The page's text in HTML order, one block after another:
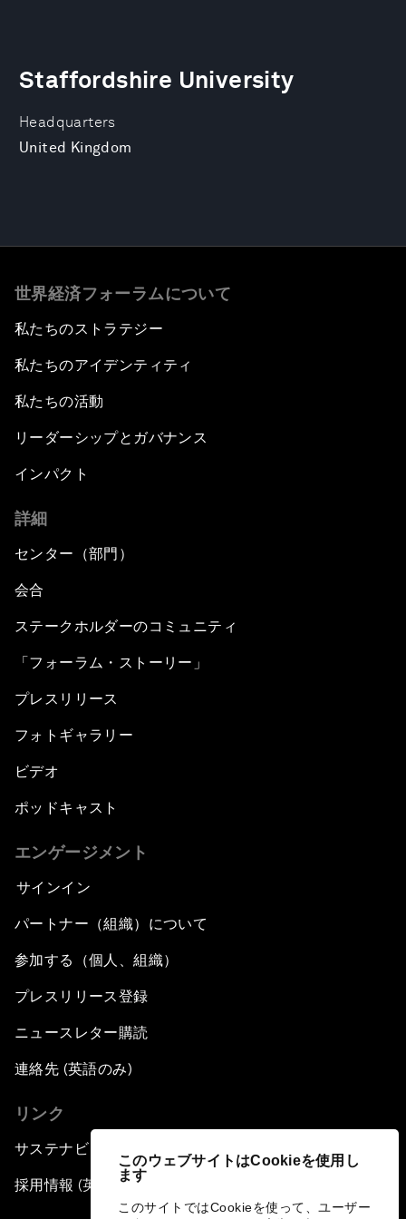
このウェブサイトはCookieを使用し
ます
このサイトではCookieを使って、ユーザー
Headquarters
United Kingdom
Staffordshire University
世界経済フォーラムについて
私たちのストラテジー
私たちのアイデンティティ
私たちの活動
リーダーシップとガバナンス
インパクト
詳細
センター（部門）
会合
ステークホルダーのコミュニティ
「フォーラム・ストーリー」
プレスリリース
フォトギャラリー
ビデオ
ポッドキャスト
エンゲージメント
サインイン
パートナー（組織）について
参加する（個人、組織）
プレスリリース登録
ニュースレター購読
連絡先 (英語のみ)
リンク
サステナビリティへの取り組み
採用情報 (英語のみ)